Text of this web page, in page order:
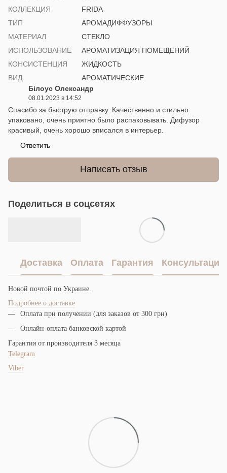
КОЛЛЕКЦИЯ
FRIDA
ТИП
АРОМАДИФФУЗОРЫ
МАТЕРИАЛ
СТЕКЛО
ИСПОЛЬЗОВАНИЕ
АРОМАТИЗАЦИЯ ПОМЕЩЕНИЙ
КОНСИСТЕНЦИЯ
ЖИДКОСТЬ
ВИД
АРОМАТИЧЕСКИЕ
Білоус Олександр
08.01.2023 в 14:52
Спасибо за быструю отправку. Качественно и стильно
упаковано, очень приятно было распаковывать. Дифузор
красивый, очень хорошо вписался в интерьер.
Ответить
Написать отзыв
Поделиться в соцсетях
Доставка Оплата Гарантия Консультация
Новой почтой по Украине.
Подробнее о доставке
Оплата при получении (для заказов от 300 грн)
Онлайн-оплата банковской картой
Гарантия от производителя 3 месяца
Telegram
Viber